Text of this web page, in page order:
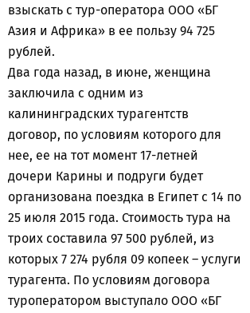
взыскать с тур-оператора ООО «БГ
Азия и Африка» в ее пользу 94 725
рублей.
Два года назад, в июне, женщина
заключила с одним из
калининградских турагентств
договор, по условиям которого для
нее, ее на тот момент 17-летней
дочери Карины и подруги будет
организована поездка в Египет с 14 по
25 июля 2015 года. Стоимость тура на
троих составила 97 500 рублей, из
которых 7 274 рубля 09 копеек – услуги
турагента. По условиям договора
туроператором выступало ООО «БГ